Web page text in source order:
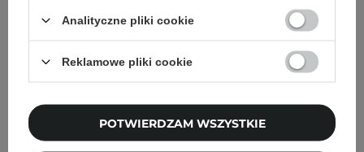
Poppy Head - Smudgic
Kredce - 01 Stone Veil -
0,85g
Poppy Head - Smudgic
Velvet Matt Lipstick -
Kredce - 02 Spellbound
Nude - 0,85g
Analityczne pliki cookie
Reklamowe pliki cookie
POTWIERDZAM WSZYSTKIE